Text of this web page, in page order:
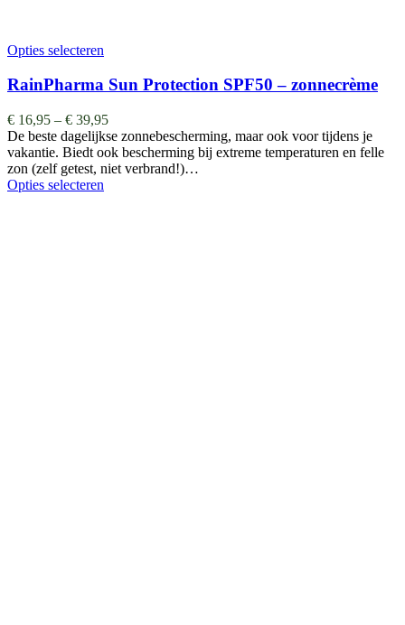
Opties selecteren
RainPharma Sun Protection SPF50 – zonnecrème
€ 16,95 – € 39,95
De beste dagelijkse zonnebescherming, maar ook voor tijdens je
vakantie. Biedt ook bescherming bij extreme temperaturen en felle
zon (zelf getest, niet verbrand!)…
Opties selecteren